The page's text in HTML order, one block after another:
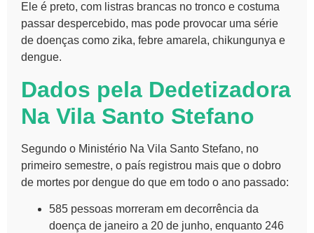
Ele é preto, com listras brancas no tronco e costuma
passar despercebido, mas pode provocar uma série
de doenças como zika, febre amarela, chikungunya e
dengue.
Dados pela Dedetizadora
Na Vila Santo Stefano
Segundo o Ministério Na Vila Santo Stefano, no
primeiro semestre, o país registrou mais que o dobro
de mortes por dengue do que em todo o ano passado:
585 pessoas morreram em decorrência da
doença de janeiro a 20 de junho, enquanto 246